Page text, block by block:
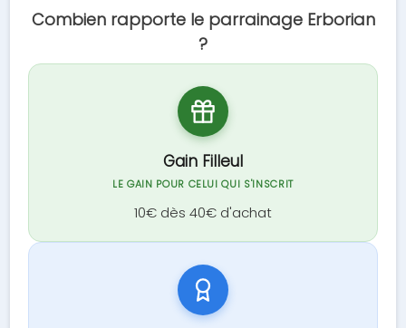
Combien rapporte le parrainage Erborian
?
Gain Filleul
LE GAIN POUR CELUI QUI S'INSCRIT
10€ dès 40€ d'achat